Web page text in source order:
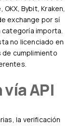
Bybit, Kraken,
exchange por sí
importa.
no licenciado en
cumplimiento
API